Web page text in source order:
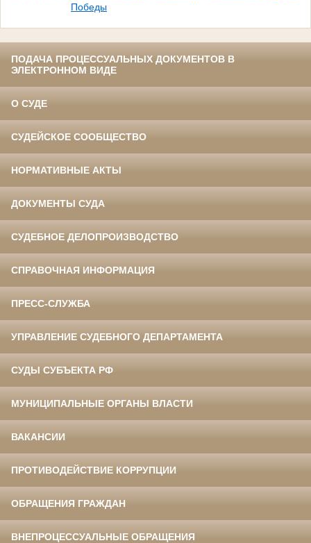
Победы
ПОДАЧА ПРОЦЕССУАЛЬНЫХ ДОКУМЕНТОВ В
ЭЛЕКТРОННОМ ВИДЕ
О СУДЕ
СУДЕЙСКОЕ СООБЩЕСТВО
НОРМАТИВНЫЕ АКТЫ
ДОКУМЕНТЫ СУДА
СУДЕБНОЕ ДЕЛОПРОИЗВОДСТВО
СПРАВОЧНАЯ ИНФОРМАЦИЯ
ПРЕСС-СЛУЖБА
УПРАВЛЕНИЕ СУДЕБНОГО ДЕПАРТАМЕНТА
СУДЫ СУБЪЕКТА РФ
МУНИЦИПАЛЬНЫЕ ОРГАНЫ ВЛАСТИ
ВАКАНСИИ
ПРОТИВОДЕЙСТВИЕ КОРРУПЦИИ
ОБРАЩЕНИЯ ГРАЖДАН
ВНЕПРОЦЕССУАЛЬНЫЕ ОБРАЩЕНИЯ